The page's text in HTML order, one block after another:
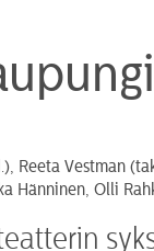
Hänninen, Olli